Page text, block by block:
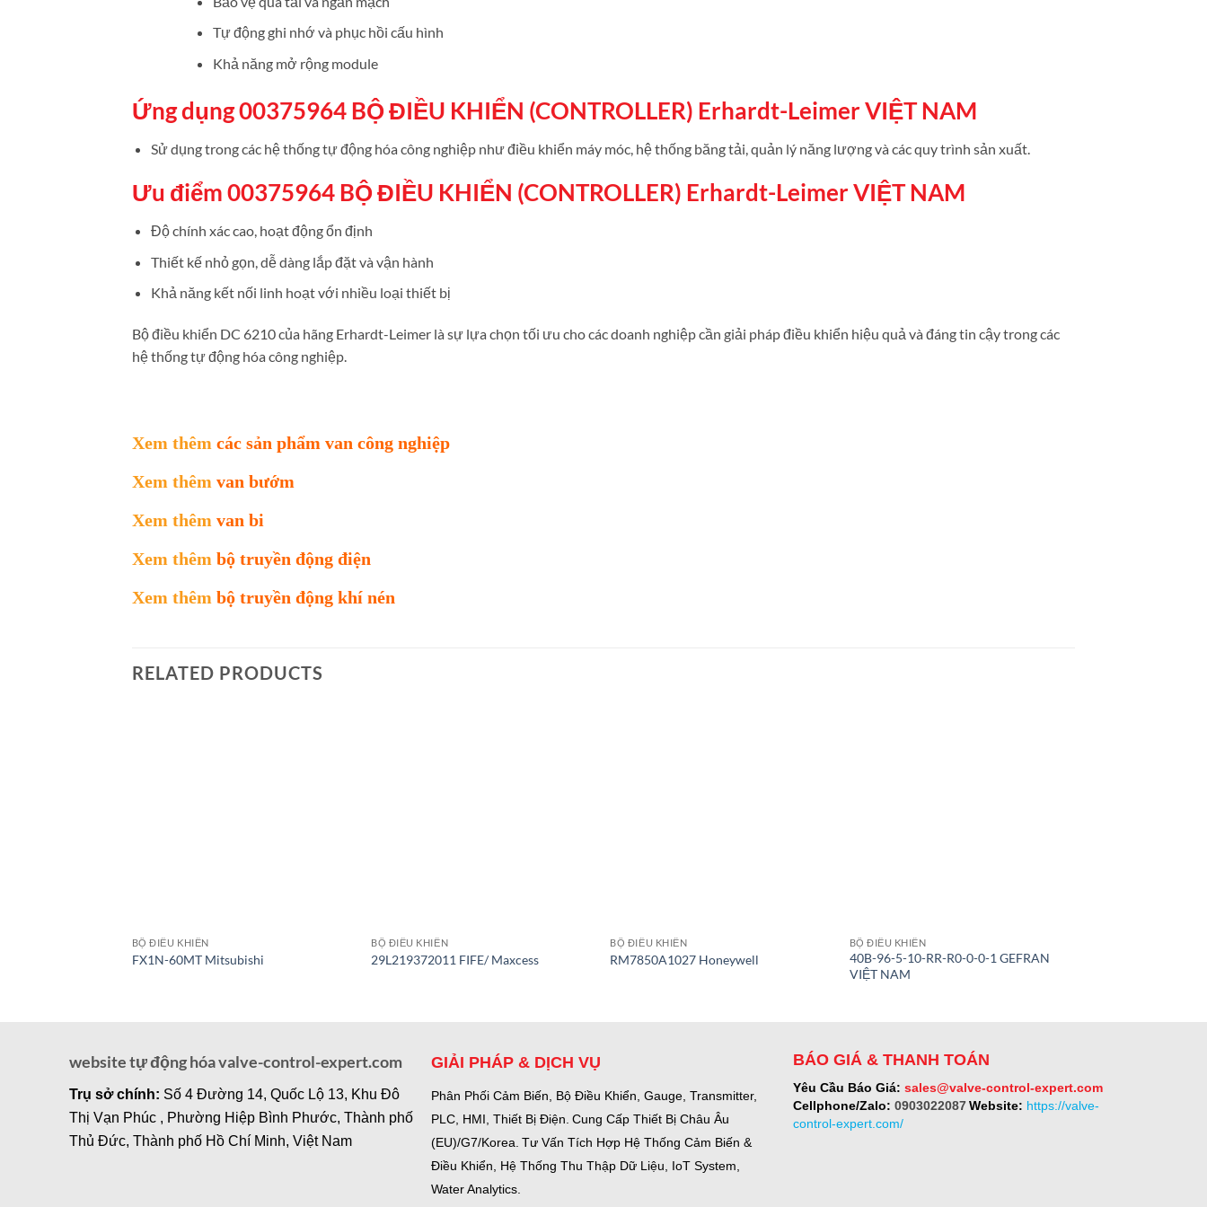
Tự động ghi nhớ và phục hồi cấu hình
Khả năng mở rộng module
Ứng dụng 00375964 BỘ ĐIỀU KHIỂN (CONTROLLER) Erhardt-Leimer VIỆT NAM
Sử dụng trong các hệ thống tự động hóa công nghiệp như điều khiển máy móc, hệ thống băng tải, quản lý năng lượng và các quy trình sản xuất.
Ưu điểm 00375964 BỘ ĐIỀU KHIỂN (CONTROLLER) Erhardt-Leimer VIỆT NAM
Độ chính xác cao, hoạt động ổn định
Thiết kế nhỏ gọn, dễ dàng lắp đặt và vận hành
Khả năng kết nối linh hoạt với nhiều loại thiết bị
Bộ điều khiển DC 6210 của hãng Erhardt-Leimer là sự lựa chọn tối ưu cho các doanh nghiệp cần giải pháp điều khiển hiệu quả và đáng tin cậy trong các
hệ thống tự động hóa công nghiệp.
Xem thêm các sản phẩm van công nghiệp
Xem thêm van bướm
Xem thêm van bi
Xem thêm bộ truyền động điện
Xem thêm bộ truyền động khí nén
RELATED PRODUCTS
BỘ ĐIỀU KHIỂN
FX1N-60MT Mitsubishi
BỘ ĐIỀU KHIỂN
29L219372011 FIFE/ Maxcess
BỘ ĐIỀU KHIỂN
RM7850A1027 Honeywell
BỘ ĐIỀU KHIỂN
40B-96-5-10-RR-R0-0-0-1 GEFRAN
VIỆT NAM
website tự động hóa valve-control-expert.com
Trụ sở chính: Số 4 Đường 14, Quốc Lộ 13, Khu Đô
Thị Vạn Phúc , Phường Hiệp Bình Phước, Thành phố
Thủ Đức, Thành phố Hồ Chí Minh, Việt Nam
GIẢI PHÁP & DỊCH VỤ
Phân Phối Cảm Biến, Bộ Điều Khiển, Gauge, Transmitter,
PLC, HMI, Thiết Bị Điện. Cung Cấp Thiết Bị Châu Âu
(EU)/G7/Korea. Tư Vấn Tích Hợp Hệ Thống Cảm Biến &
Điều Khiển, Hệ Thống Thu Thập Dữ Liệu, IoT System,
Water Analytics.
BÁO GIÁ & THANH TOÁN
Yêu Cầu Báo Giá: sales@valve-control-expert.com
Cellphone/Zalo: 0903022087 Website: https://valve-
control-expert.com/